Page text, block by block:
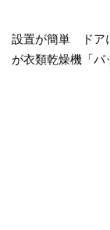
設置が簡単 ドア
が衣類乾燥機「パ